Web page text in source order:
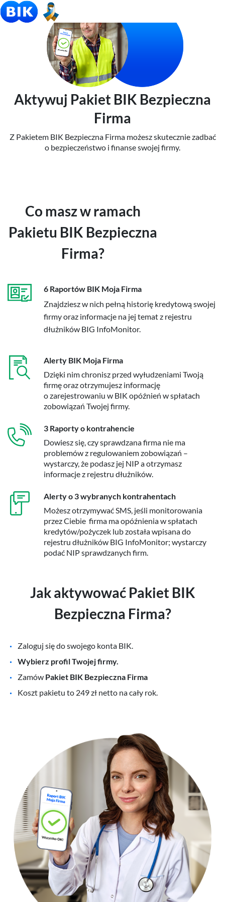
Aktywuj Pakiet BIK Bezpieczna
Firma
Z Pakietem BIK Bezpieczna Firma możesz skutecznie zadbać
o bezpieczeństwo i finanse swojej firmy.
Co masz w ramach
Pakietu BIK Bezpieczna
Firma?
6 Raportów BIK Moja Firma
Znajdziesz w nich pełną historię kredytową swojej
firmy oraz informacje na jej temat z rejestru
dłużników BIG InfoMonitor.
Alerty BIK Moja Firma
Dzięki nim chronisz przed wyłudzeniami Twoją
firmę oraz otrzymujesz informację
o zarejestrowaniu w BIK opóźnień w spłatach
zobowiązań Twojej firmy.
3 Raporty o kontrahencie
Dowiesz się, czy sprawdzana firma nie ma
problemów z regulowaniem zobowiązań –
wystarczy, że podasz jej NIP a otrzymasz
informacje z rejestru dłużników.
Alerty o 3 wybranych kontrahentach
Możesz otrzymywać SMS, jeśli monitorowania
przez Ciebie firma ma opóźnienia w spłatach
kredytów/pożyczek lub została wpisana do
rejestru dłużników BIG InfoMonitor; wystarczy
podać NIP sprawdzanych firm.
Jak aktywować Pakiet BIK
Bezpieczna Firma?
Zaloguj się do swojego konta BIK.
Wybierz profil Twojej firmy.
Zamów Pakiet BIK Bezpieczna Firma
Koszt pakietu to 249 zł netto na cały rok.